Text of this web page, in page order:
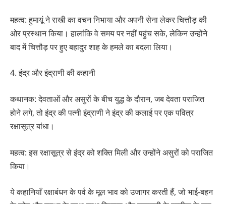
महत्व: हुमायूं ने राखी का वचन निभाया और अपनी सेना लेकर चित्तौड़ की
ओर प्रस्थान किया। हालांकि वे समय पर नहीं पहुंच सके, लेकिन उन्होंने
बाद में चित्तौड़ पर हुए बहादुर शाह के हमले का बदला लिया।
4. इंद्र और इंद्राणी की कहानी
कथानक: देवताओं और असुरों के बीच युद्ध के दौरान, जब देवता पराजित
होने लगे, तो इंद्र की पत्नी इंद्राणी ने इंद्र की कलाई पर एक पवित्र
रक्षासूत्र बांधा।
महत्व: इस रक्षासूत्र से इंद्र को शक्ति मिली और उन्होंने असुरों को पराजित
किया।
ये कहानियाँ रक्षाबंधन के पर्व के मूल भाव को उजागर करती हैं, जो भाई-बहन